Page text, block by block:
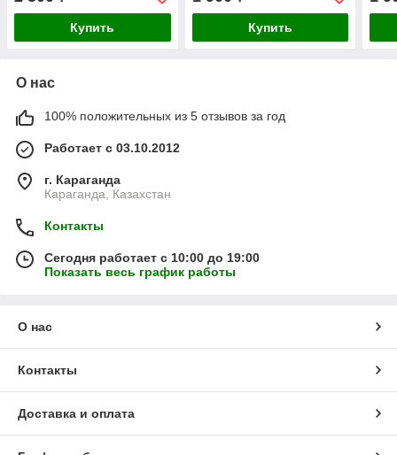
Купить Купить
О нас
100% положительных из 5 отзывов за год
Работает с 03.10.2012
г. Караганда
Караганда, Казахстан
Контакты
Сегодня работает с 10:00 до 19:00
Показать весь график работы
О нас
Контакты
Доставка и оплата